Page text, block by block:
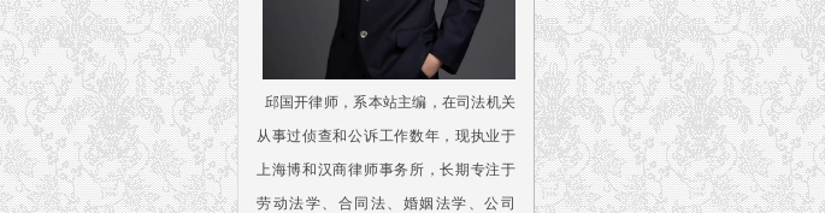
邱国开律师，系本站主编，在司法机关
从事过侦查和公诉工作数年，现执业于
上海博和汉商律师事务所，长期专注于
劳动法学、合同法、婚姻法学、公司